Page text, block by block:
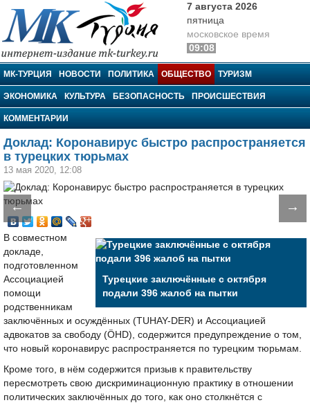
МК-Турция
7 августа 2026
пятница
московское время
09:08
МК-ТУРЦИЯ НОВОСТИ ПОЛИТИКА ОБЩЕСТВО ТУРИЗМ
ЭКОНОМИКА КУЛЬТУРА БЕЗОПАСНОСТЬ ПРОИСШЕСТВИЯ
КОММЕНТАРИИ
Доклад: Коронавирус быстро распространяется
в турецких тюрьмах
13 мая 2020, 12:08
← →
Турецкие заключённые с октября
подали 396 жалоб на пытки
В совместном
докладе,
подготовленном
Ассоциацией
помощи
родственникам
заключённых и осуждённых (TUHAY-DER) и Ассоциацией
адвокатов за свободу (ÖHD), содержится предупреждение о том,
что новый коронавирус распространяется по турецким тюрьмам.
Кроме того, в нём содержится призыв к правительству
пересмотреть свою дискриминационную практику в отношении
политических заключённых до того, как оно столкнётся с